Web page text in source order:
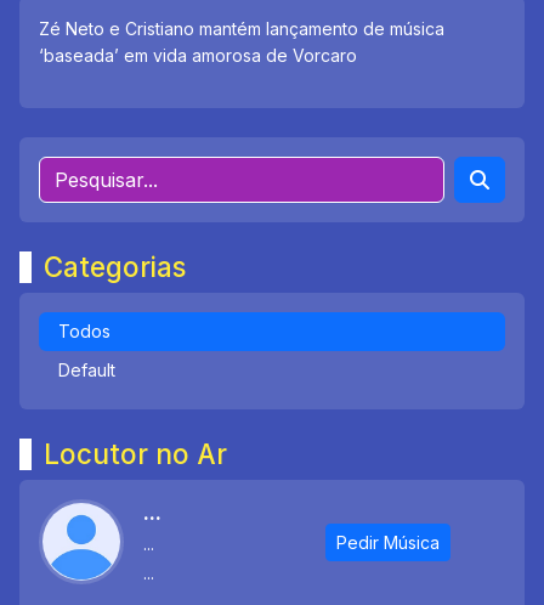
Zé Neto e Cristiano mantém lançamento de música
‘baseada’ em vida amorosa de Vorcaro
Categorias
Todos
Default
Locutor no Ar
...
...
...
Pedir Música